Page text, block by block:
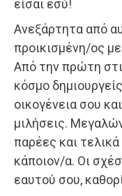
είσαι εσύ!
Ανεξάρτητα από
προικισμένη/ος
Από την πρώτη
κόσμο
οικογένεια σου
μιλήσεις.
παρέες και
κάποιον/α. Οι
εαυτού σου,